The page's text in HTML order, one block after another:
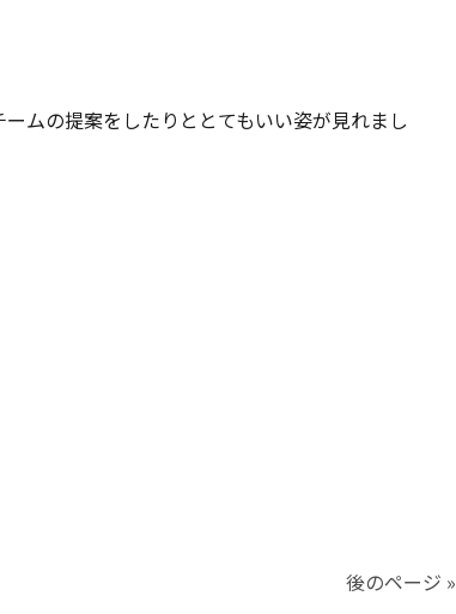
ムの提案をしたりととてもいい姿が見れまし
後のページ »